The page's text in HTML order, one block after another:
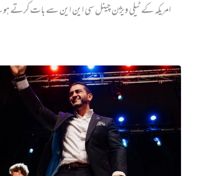
امریکہ کے ٹیلی ویژن چینل سی این این سے بات کرتے